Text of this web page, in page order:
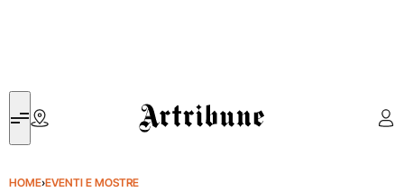
Artribune
HOME›EVENTI E MOSTRE